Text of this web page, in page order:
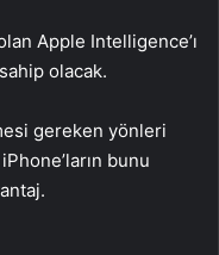
Apple Intelligence’ı
olacak.
gereken yönleri
bunu